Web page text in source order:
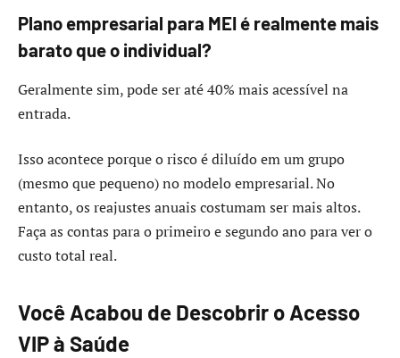
Plano empresarial para MEI é realmente mais
barato que o individual?
Geralmente sim, pode ser até 40% mais acessível na
entrada.
Isso acontece porque o risco é diluído em um grupo
(mesmo que pequeno) no modelo empresarial. No
entanto, os reajustes anuais costumam ser mais altos.
Faça as contas para o primeiro e segundo ano para ver o
custo total real.
Você Acabou de Descobrir o Acesso
VIP à Saúde